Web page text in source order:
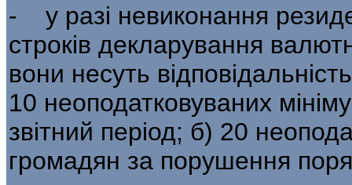
- у разі невиконання
строків декларування
вони несуть
10 неоподатковуваних
звітний період; б) 20
громадян за порушення